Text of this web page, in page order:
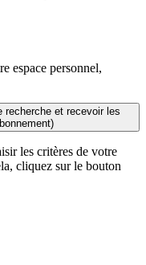
espace personnel,
recherche et recevoir les
les critères de votre
cliquez sur le bouton